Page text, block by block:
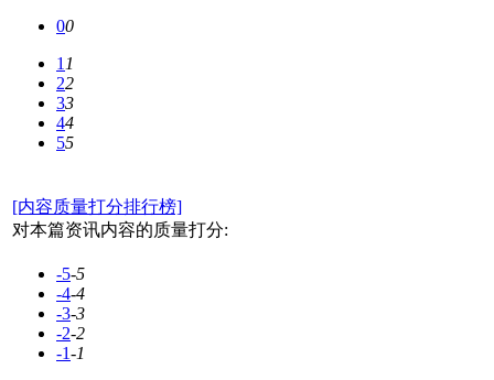
00
11
22
33
44
55
[内容质量打分排行榜]
对本篇资讯内容的质量打分:
-5-5
-4-4
-3-3
-2-2
-1-1